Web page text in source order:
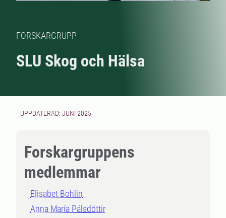
FORSKARGRUPP
SLU Skog och Hälsa
UPPDATERAD: JUNI 2025
Forskargruppens
medlemmar
Elisabet Bohlin
Anna María Pálsdóttir